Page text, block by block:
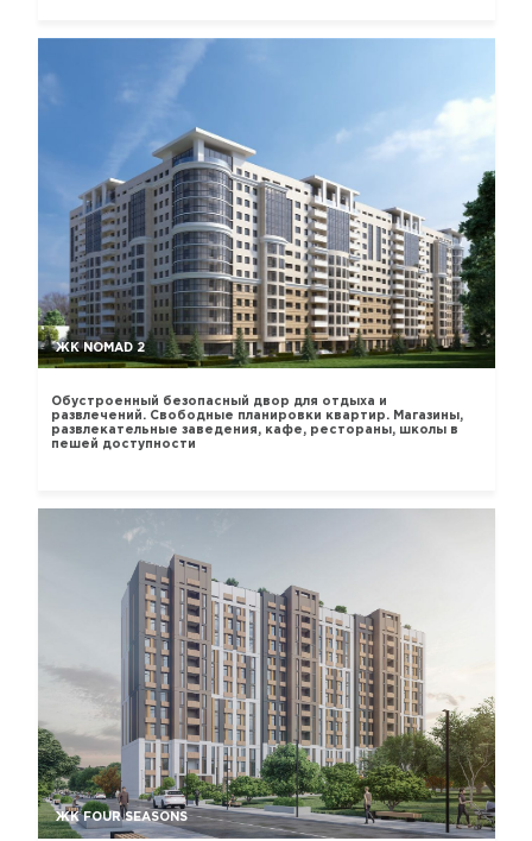
ЖК NOMAD 2
Обустроенный безопасный двор для отдыха и
развлечений. Свободные планировки квартир. Магазины,
развлекательные заведения, кафе, рестораны, школы в
пешей доступности
ЖК FOUR SEASONS